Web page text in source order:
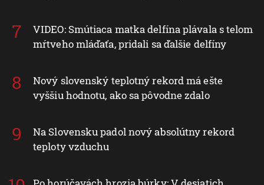
VIDEO: Smútiaca matka delfína plávala s telom
mŕtveho mláďaťa, pridali sa ďalšie delfíny
Nový slovenský teplotný rekord má ešte
vyššiu hodnotu, ako sa pôvodne zdalo
Na Slovensku padol nový absolútny rekord
teploty vzduchu